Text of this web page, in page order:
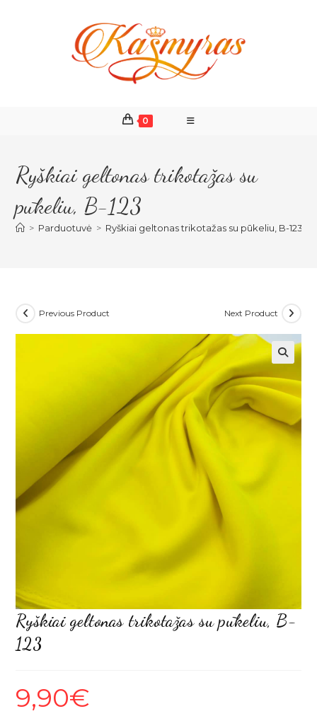
0
Ryškiai geltonas trikotažas su
pūkeliu, B-123
> Parduotuvė > Ryškiai geltonas trikotažas su pūkeliu, B-123
Previous Product Next Product
Ryškiai geltonas trikotažas su pūkeliu, B-
123
9,90€